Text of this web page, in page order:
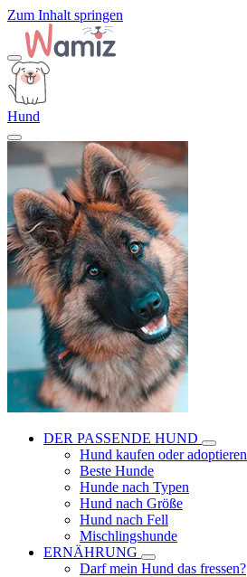
Zum Inhalt springen
Hund
DER PASSENDE HUND
Hund kaufen oder adoptieren
Beste Hunde
Hunde nach Typen
Hund nach Größe
Hund nach Fell
Mischlingshunde
ERNÄHRUNG
Darf mein Hund das fressen?